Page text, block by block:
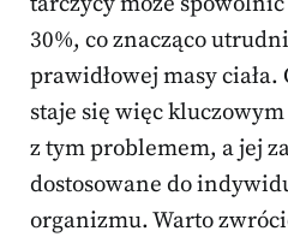
30%, co znacząco
prawidłowej masy
staje się więc
z tym problemem, a jej
dostosowane do
organizmu. Warto